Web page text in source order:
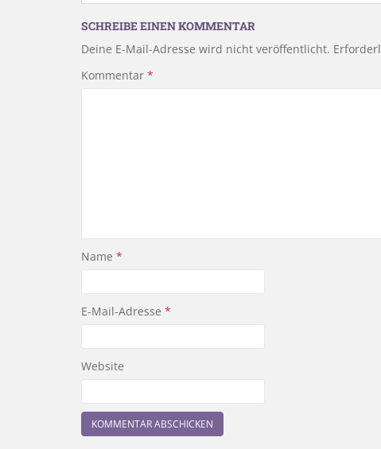
SCHREIBE EINEN KOMMENTAR
Deine E-Mail-Adresse wird nicht veröffentlicht.
Kommentar *
Name *
E-Mail-Adresse *
Website